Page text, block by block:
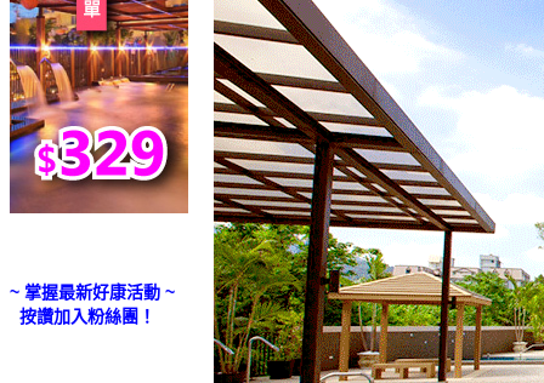
~ 掌握最新好康活動 ~
按讚加入粉絲團！